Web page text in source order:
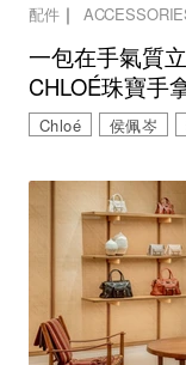
配件｜
一包在手氣質
CHLOÉ珠寶手
Chloé 侯佩岑